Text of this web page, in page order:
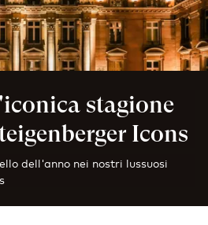
stagione
Icons
dell'anno nei nostri lussuosi